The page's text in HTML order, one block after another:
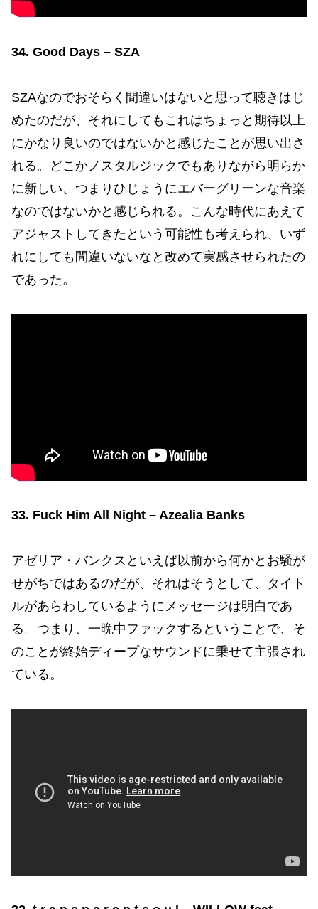
34. Good Days – SZA
SZAなのでおそらく間違いはないと思って聴きはじ
めたのだが、それにしてもこれはちょっと期待以上
にかなり良いのではないかと感じたことが思い出さ
れる。どこかノスタルジックでもありながら明らか
に新しい、つまりひじょうにエバーグリーンな音楽
なのではないかと感じられる。こんな時代にあえて
アジャストしてきたという可能性も考えられ、いず
れにしても間違いないなと改めて実感させられたの
であった。
33. Fuck Him All Night – Azealia Banks
アゼリア・バンクスといえば以前から何かとお騒が
せがちではあるのだが、それはそうとして、タイト
ルがあらわしているようにメッセージは明白であ
る。つまり、一晩中ファックするということで、そ
のことが終始ディープなサウンドに乗せて主張され
ている。